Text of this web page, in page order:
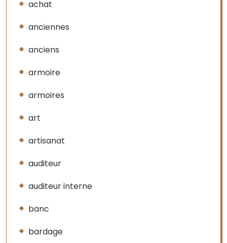
achat
anciennes
anciens
armoire
armoires
art
artisanat
auditeur
auditeur interne
banc
bardage